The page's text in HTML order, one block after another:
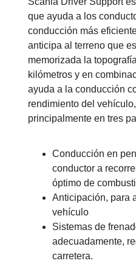
que ayuda a los
conducción más
anticipa al terreno que
memorizada la
kilómetros y en
ayuda a la conducción
rendimiento del
principalmente en tres
Conducción en
conductor a
óptimo de
Anticipación, para
vehículo
Sistemas de
adecuadamente,
carretera.